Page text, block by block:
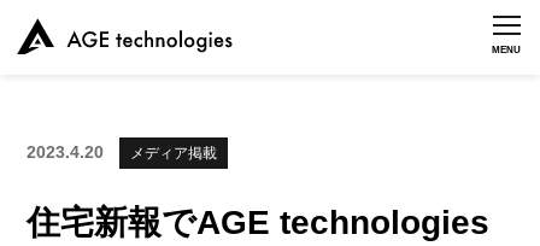
MENU
2023.4.20 メディア掲載
住宅新報でAGE technologies